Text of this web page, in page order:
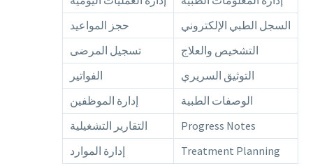
حجز المواعيد
السجل الطبي الإلكتروني
تسجيل المرضى
التشخيص والعلاج
الفواتير
التوثيق السريري
إدارة الموظفين
الوصفات الطبية
التقارير التشغيلية
Progress Notes
إدارة الموارد
Treatment Planning